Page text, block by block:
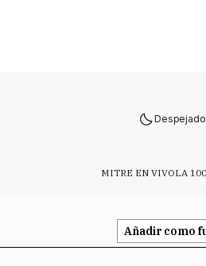
Despejado
MITRE EN VIVOLA
Añadir como